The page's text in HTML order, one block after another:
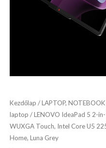
Kezdőlap /LAPTOP, NOTEBOOK
laptop / LENOVO IdeaPad 5 2-
WUXGA Touch, Intel Core U5
Home, Luna Grey
Touch,
Win11
Home,